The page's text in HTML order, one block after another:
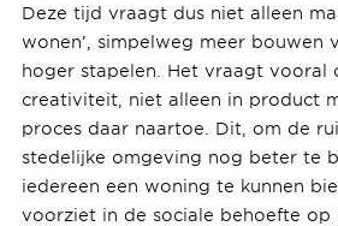
Deze tijd vraagt dus niet alleen
wonen’, simpelweg meer bouwen
hoger stapelen. Het vraagt vooral
creativiteit, niet alleen in product
proces daar naartoe. Dit, om de
stedelijke omgeving nog beter te
iedereen een woning te kunnen
voorziet in de sociale behoefte